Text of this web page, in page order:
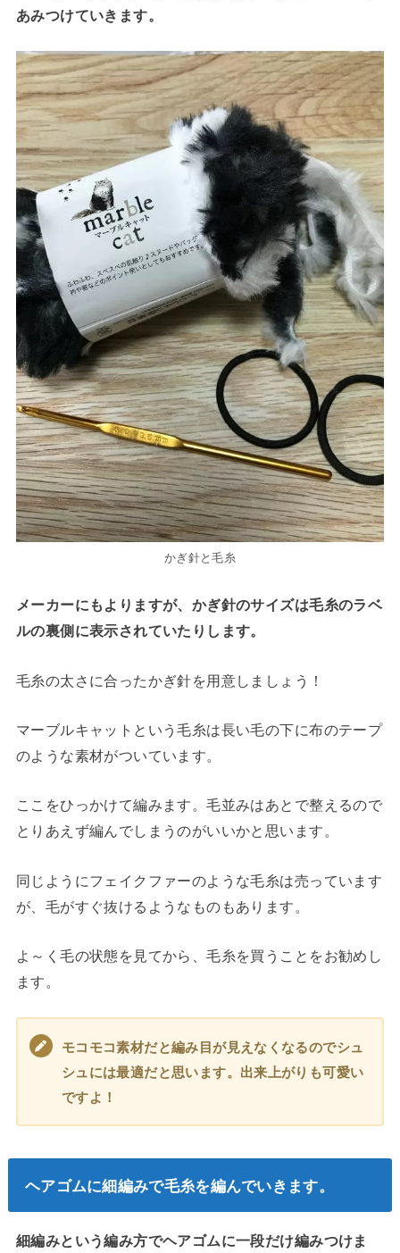
あみつけていきます。
かぎ針と毛糸
メーカーにもよりますが、かぎ針のサイズは毛糸のラベ
ルの裏側に表示されていたりします。
毛糸の太さに合ったかぎ針を用意しましょう！
マーブルキャットという毛糸は長い毛の下に布のテープ
のような素材がついています。
ここをひっかけて編みます。毛並みはあとで整えるので
とりあえず編んでしまうのがいいかと思います。
同じようにフェイクファーのような毛糸は売っています
が、毛がすぐ抜けるようなものもあります。
よ～く毛の状態を見てから、毛糸を買うことをお勧めし
ます。
モコモコ素材だと編み目が見えなくなるのでシュ
シュには最適だと思います。出来上がりも可愛い
ですよ！
ヘアゴムに細編みで毛糸を編んでいきます。
細編みという編み方でヘアゴムに一段だけ編みつけま